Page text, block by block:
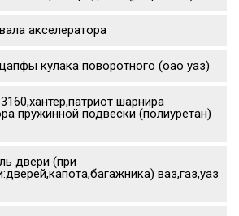
акселератора
кулака поворотного (оао уаз)
шарнира
пружинной подвески (полиуретан)
двери (при
ваз,газ,уаз